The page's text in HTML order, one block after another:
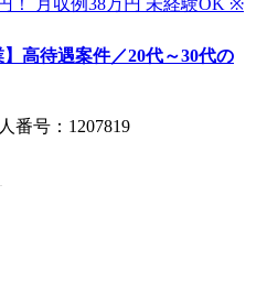
高待遇案件／20代～30代の
番号：1207819